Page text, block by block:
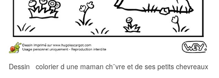
Dessin colorier d une maman ch¨vre et de ses petits chevreaux